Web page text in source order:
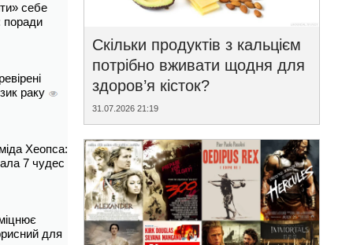
себе
поради
раку
Хеопса:
7 чудес
для
Скільки продуктів з кальцієм
потрібно вживати щодня для
здоров’я кісток?
31.07.2026 21:19